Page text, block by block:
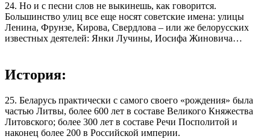
24. Но и с песни слов не выкинешь, как говорится.
Большинство улиц все еще носят советские имена: улицы
Ленина, Фрунзе, Кирова, Свердлова – или же белорусских
известных деятелей: Янки Лучины, Иосифа Жиновича…
История:
25. Беларусь практически с самого своего «рождения» была
частью Литвы, более 600 лет в составе Великого Княжества
Литовского; более 300 лет в составе Речи Посполитой и
наконец более 200 в Российской империи.